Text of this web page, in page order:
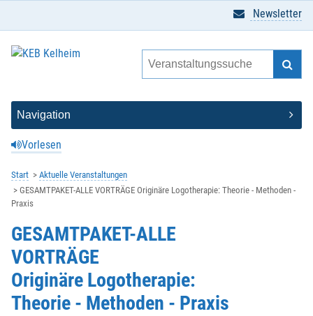
Vorlesen
Newsletter
Start
Aktuelle Veranstaltungen
GESAMTPAKET-ALLE VORTRÄGE Originäre Logotherapie: Theorie - Methoden -
Praxis
GESAMTPAKET-ALLE
VORTRÄGE
Originäre Logotherapie:
Theorie - Methoden - Praxis